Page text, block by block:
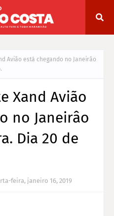
Avião está chegando no Janeirâo
Xand Avião
no Janeirâo
Dia 20 de
feira, janeiro 16, 2019